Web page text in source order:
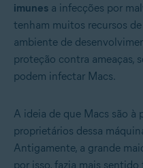
imunes a infecções por
tenham muitos recursos
ambiente de
proteção contra ameaças,
podem infectar Macs.
A ideia de que Macs são à
proprietários dessa
Antigamente, a grande
por isso, fazia mais